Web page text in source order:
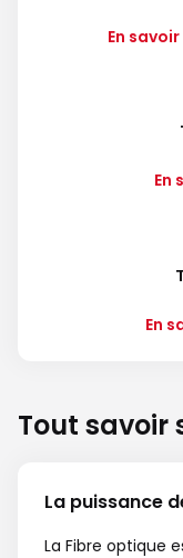
En
En
En
Tout savoir
La puissance
La Fibre optique